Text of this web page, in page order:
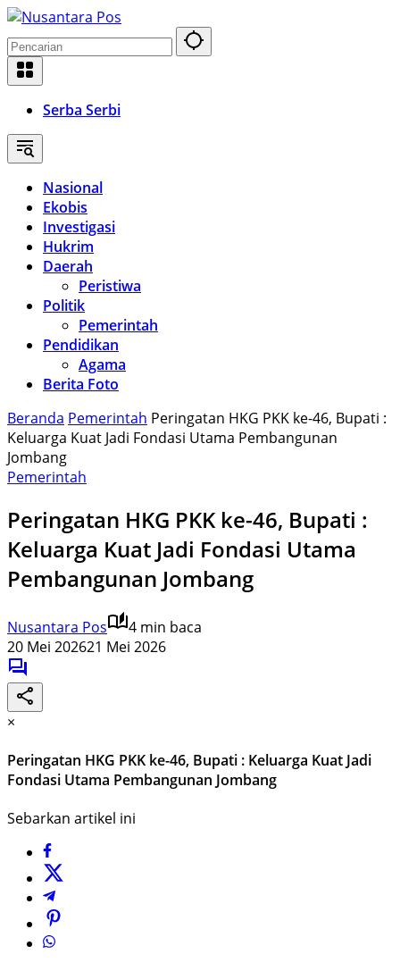
Langsung
ke
konten
Serba Serbi
Nasional
Ekobis
Investigasi
Hukrim
Daerah
Peristiwa
Politik
Pemerintah
Pendidikan
Agama
Berita Foto
Beranda Pemerintah Peringatan HKG PKK ke-46, Bupati :
Keluarga Kuat Jadi Fondasi Utama Pembangunan
Jombang
Pemerintah
Peringatan HKG PKK ke-46, Bupati :
Keluarga Kuat Jadi Fondasi Utama
Pembangunan Jombang
Nusantara Pos
4 min baca
20 Mei 202621 Mei 2026
×
Peringatan HKG PKK ke-46, Bupati : Keluarga Kuat Jadi
Fondasi Utama Pembangunan Jombang
Sebarkan artikel ini